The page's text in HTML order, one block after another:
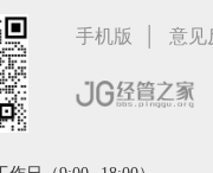
手机版 | 意见